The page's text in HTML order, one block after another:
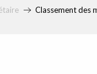
Classement des